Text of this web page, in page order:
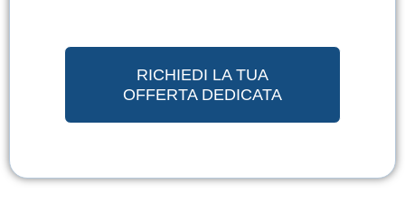
RICHIEDI LA TUA
OFFERTA DEDICATA